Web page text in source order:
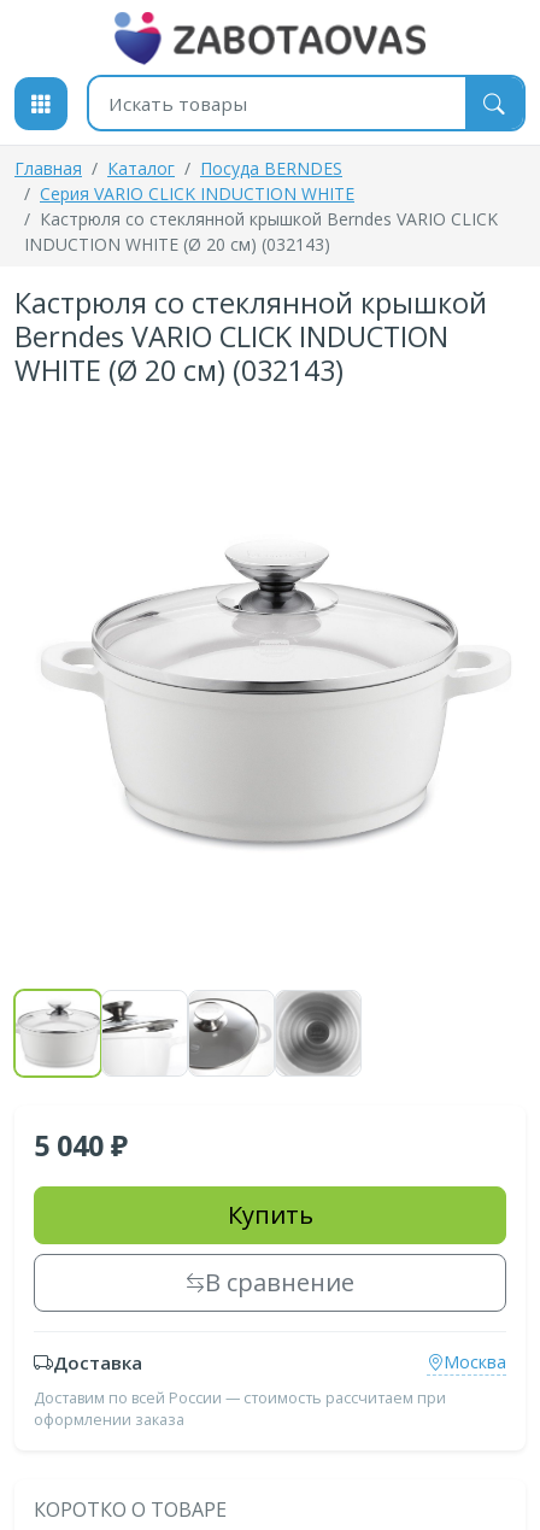
К содержимому
Поиск товаров
Главная Каталог
Посуда BERNDES
Серия VARIO CLICK INDUCTION WHITE
Кастрюля со стеклянной крышкой Berndes VARIO CLICK
INDUCTION WHITE (Ø 20 см) (032143)
Кастрюля со стеклянной крышкой
Berndes VARIO CLICK INDUCTION
WHITE (Ø 20 см) (032143)
5 040
Купить
В сравнение
Доставка Москва
Доставим по всей России — стоимость рассчитаем при
оформлении заказа
КОРОТКО О ТОВАРЕ